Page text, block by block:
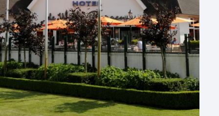
500+ personen
Bijzondere locaties
Buitenlocatie
Duurzame locatie
Groene locatie
Heisessie
Hotel
Hybride events